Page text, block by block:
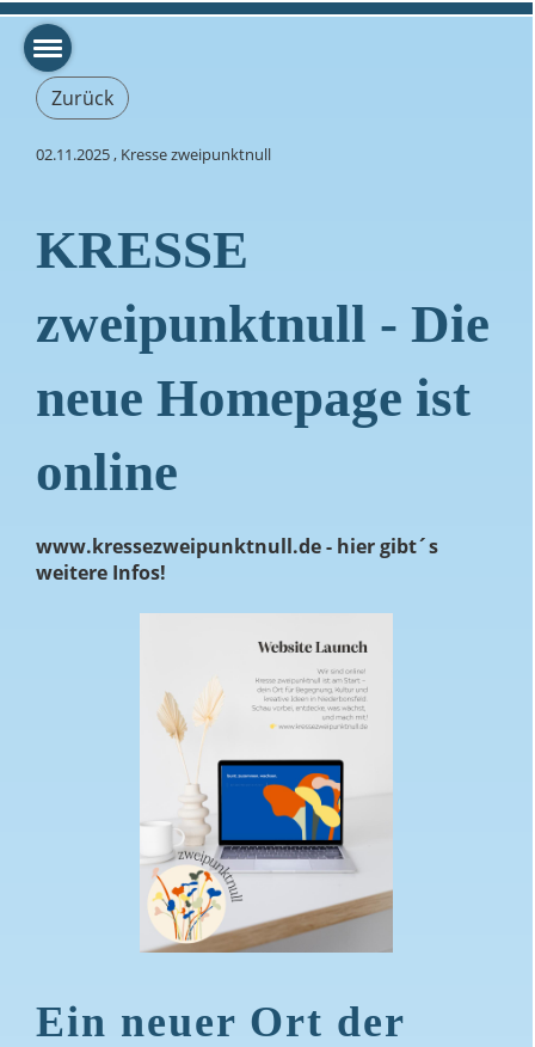
Zurück
02.11.2025, Kresse zweipunktnull
KRESSE
zweipunktnull - Die
neue Homepage ist
online
www.kressezweipunktnull.de - hier gibt´s
weitere Infos!
Ein neuer Ort der